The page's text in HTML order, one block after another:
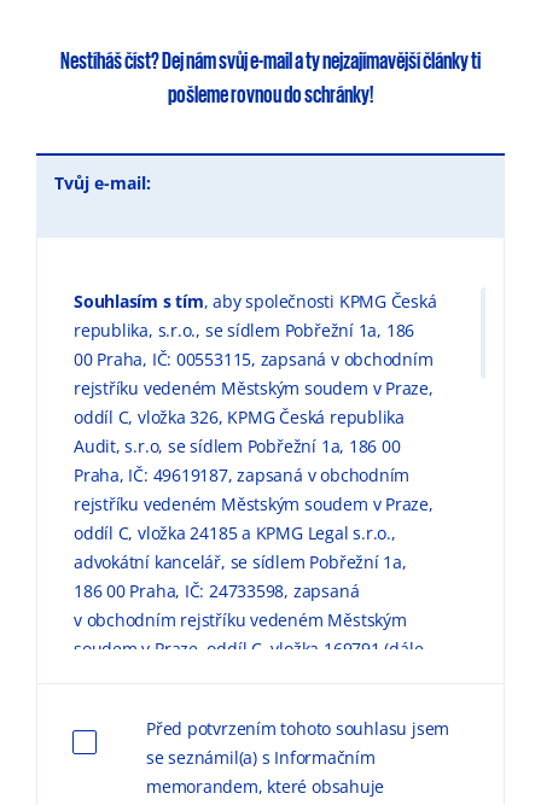
Nestíháš číst?Dej nám svůj e-maila tynejzajímavější článkyti
pošleme rovnou do schránky!
Tvůj e-mail:
Souhlasím s tím, aby společnosti KPMG Česká
republika, s.r.o., se sídlem Pobřežní 1a, 186
00 Praha, IČ: 00553115, zapsaná v obchodním
rejstříku vedeném Městským soudem v Praze,
oddíl C, vložka 326, KPMG Česká republika
Audit, s.r.o, se sídlem Pobřežní 1a, 186 00
Praha, IČ: 49619187, zapsaná v obchodním
rejstříku vedeném Městským soudem v Praze,
oddíl C, vložka 24185 a KPMG Legal s.r.o.,
advokátní kancelář, se sídlem Pobřežní 1a,
186 00 Praha, IČ: 24733598, zapsaná
v obchodním rejstříku vedeném Městským
soudem v Praze, oddíl C, vložka 169791 (dále
způsobem, v rozsahu a za podmínek
uvedených níže a vInformačním memorandu
o zpracování osobních údajů (dále jen
Před potvrzením tohoto souhlasu jsem
se seznámil(a) s Informačním
memorandem, které obsahuje